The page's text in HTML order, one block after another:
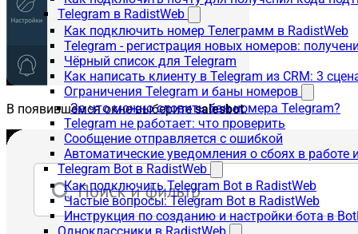
Telegram в RadistWeb
Как подключить номер Телеграмм в RadistWeb
Telegram - регистрация новых номеров:
Чёрный список для Telegram
Как написать клиенту в Telegram из CRM: 3
Ограничения Telegram и баны номеров
За что можно словить бан номера Telegram?
Telegram не работает: что проверить
Сообщение отправляется с ошибкой
Автоматические уведомления о сбоях в работе
Telegram Bot в RadistWeb
Как подключить Telegram Bot в RadistWeb
Частые вопросы: Telegram Bot в RadistWeb
Инструкция по созданию и настройки бота в
В появившемся окне выберитеsalesbot.